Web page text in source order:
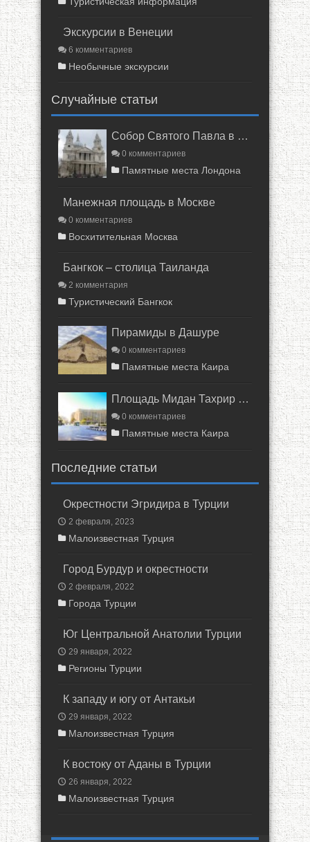
Экскурсии в Венеции
6 комментариев
Необычные экскурсии
Случайные статьи
Собор Святого Павла в Лондоне
0 комментариев
Памятные места Лондона
Манежная площадь в Москве
0 комментариев
Восхитительная Москва
Бангкок – столица Таиланда
2 комментария
Туристический Бангкок
Пирамиды в Дашуре
0 комментариев
Памятные места Каира
Площадь Мидан Тахрир в Каире
0 комментариев
Памятные места Каира
Последние статьи
Окрестности Эгридира в Турции
2 февраля, 2023
Малоизвестная Турция
Город Бурдур и окрестности
2 февраля, 2022
Города Турции
Юг Центральной Анатолии Турции
29 января, 2022
Регионы Турции
К западу и югу от Антакьи
29 января, 2022
Малоизвестная Турция
К востоку от Аданы в Турции
26 января, 2022
Малоизвестная Турция